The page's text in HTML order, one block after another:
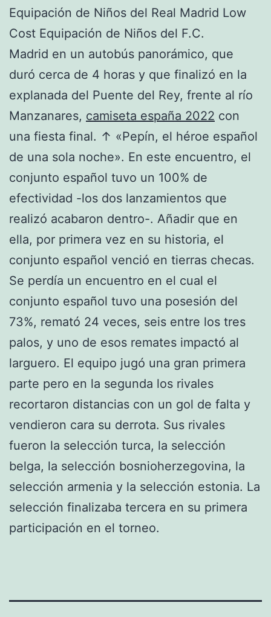
Equipación de Niños del Real Madrid Low
Cost Equipación de Niños del F.C.
Madrid en un autobús panorámico, que
duró cerca de 4 horas y que finalizó en la
explanada del Puente del Rey, frente al río
Manzanares, camiseta españa 2022 con
una fiesta final. ↑ «Pepín, el héroe español
de una sola noche». En este encuentro, el
conjunto español tuvo un 100% de
efectividad -los dos lanzamientos que
realizó acabaron dentro-. Añadir que en
ella, por primera vez en su historia, el
conjunto español venció en tierras checas.
Se perdía un encuentro en el cual el
conjunto español tuvo una posesión del
73%, remató 24 veces, seis entre los tres
palos, y uno de esos remates impactó al
larguero. El equipo jugó una gran primera
parte pero en la segunda los rivales
recortaron distancias con un gol de falta y
vendieron cara su derrota. Sus rivales
fueron la selección turca, la selección
belga, la selección bosnioherzegovina, la
selección armenia y la selección estonia. La
selección finalizaba tercera en su primera
participación en el torneo.